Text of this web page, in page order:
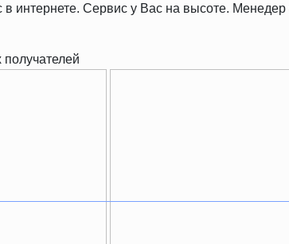
в интернете. Сервис у Вас на высоте.